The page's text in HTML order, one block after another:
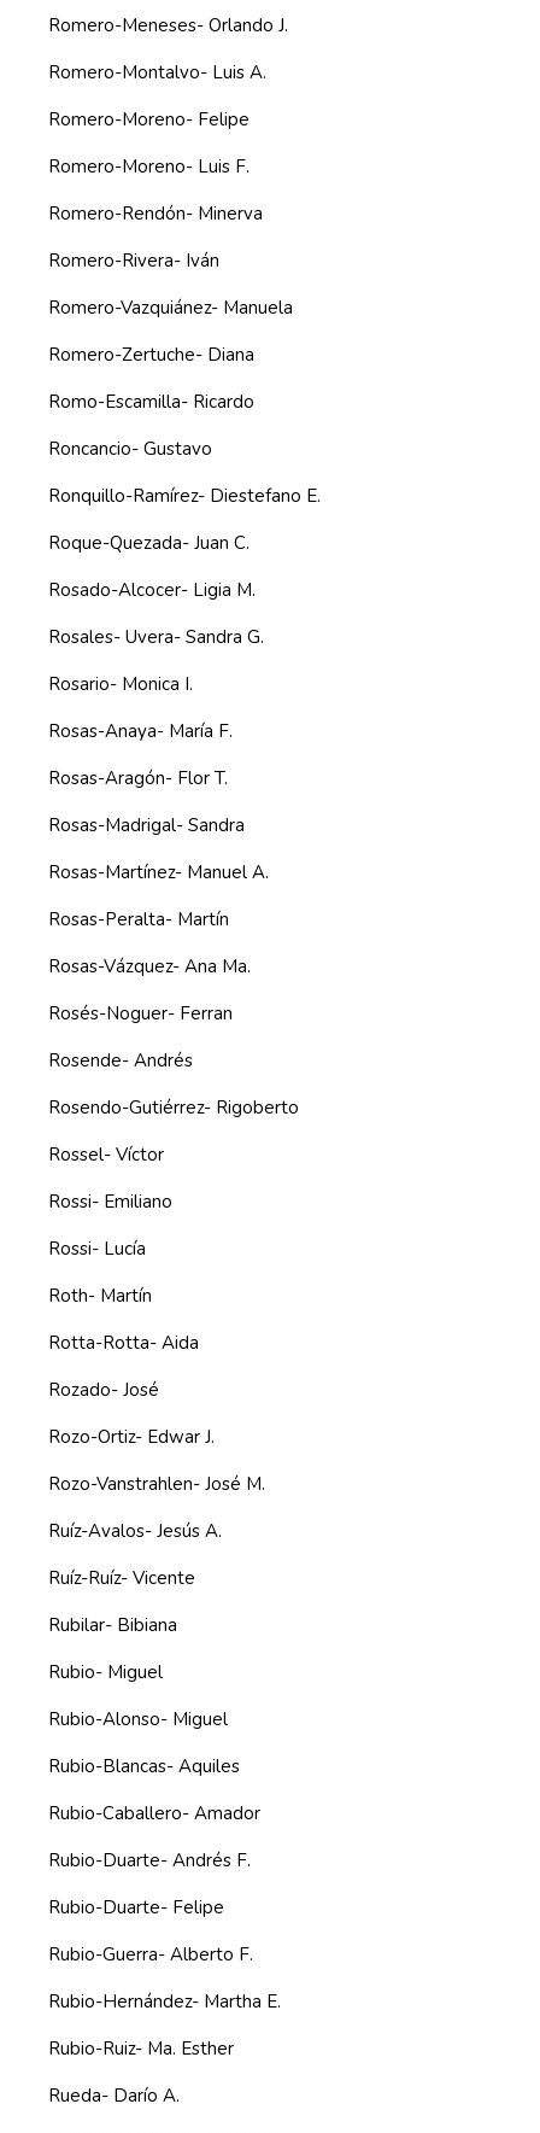
Romero-Meneses- Orlando J.
Romero-Montalvo- Luis A.
Romero-Moreno- Felipe
Romero-Moreno- Luis F.
Romero-Rendón- Minerva
Romero-Rivera- Iván
Romero-Vazquiánez- Manuela
Romero-Zertuche- Diana
Romo-Escamilla- Ricardo
Roncancio- Gustavo
Ronquillo-Ramírez- Diestefano E.
Roque-Quezada- Juan C.
Rosado-Alcocer- Ligia M.
Rosales- Uvera- Sandra G.
Rosario- Monica I.
Rosas-Anaya- María F.
Rosas-Aragón- Flor T.
Rosas-Madrigal- Sandra
Rosas-Martínez- Manuel A.
Rosas-Peralta- Martín
Rosas-Vázquez- Ana Ma.
Rosés-Noguer- Ferran
Rosende- Andrés
Rosendo-Gutiérrez- Rigoberto
Rossel- Víctor
Rossi- Emiliano
Rossi- Lucía
Roth- Martín
Rotta-Rotta- Aida
Rozado- José
Rozo-Ortiz- Edwar J.
Rozo-Vanstrahlen- José M.
Ruíz-Avalos- Jesús A.
Ruíz-Ruíz- Vicente
Rubilar- Bibiana
Rubio- Miguel
Rubio-Alonso- Miguel
Rubio-Blancas- Aquiles
Rubio-Caballero- Amador
Rubio-Duarte- Andrés F.
Rubio-Duarte- Felipe
Rubio-Guerra- Alberto F.
Rubio-Hernández- Martha E.
Rubio-Ruiz- Ma. Esther
Rueda- Darío A.